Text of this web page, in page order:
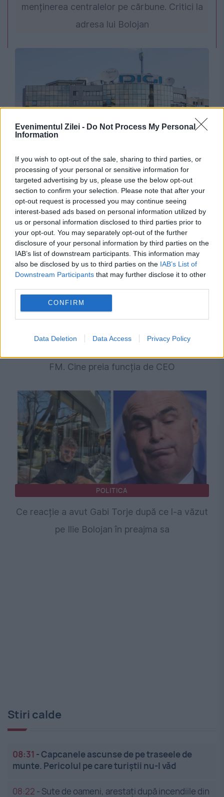
Evenimentul Zilei - Do Not Process My Personal
Information
If you wish to opt-out of the sale, sharing to third parties, or
processing of your personal or sensitive information for
targeted advertising by us, please use the below opt-out
section to confirm your selection. Please note that after your
opt-out request is processed you may continue seeing
interest-based ads based on personal information utilized by
us or personal information disclosed to third parties prior to
your opt-out. You may separately opt-out of the further
disclosure of your personal information by third parties on the
IAB’s list of downstream participants. This information may
also be disclosed by us to third parties on the IAB’s List of
Downstream Participants that may further disclose it to other
CONFIRM
Data Deletion Data Access Privacy Policy
menținerea centralelor pe cărbune. Critici la
adresa lui Bolojan
Contract uriaș din programul SAFE pentru Digi
România. Cum au fost alocați banii
SOCIAL
FM. Cine preia funcția de CEO
POLITICA
Ce reacție a avut Gabi Torje după ce l-a văzut
pe Ilie Bolojan în preajma sa
Stiri calde
08:31 -Capcanele ascunse de pe traseele de
munte. Pericolul pe care turiștii nu-l văd
08:22 - Sute de oameni, arestați după incendiile din